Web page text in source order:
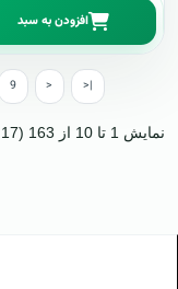
افزودن به سبد
9 > >|
نمایش 1 تا 10 از 163 (17 صفحه)